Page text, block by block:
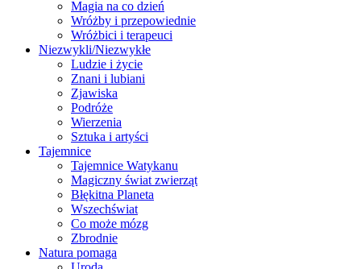
Magia na co dzień
Wróżby i przepowiednie
Wróżbici i terapeuci
Niezwykli/Niezwykłe
Ludzie i życie
Znani i lubiani
Zjawiska
Podróże
Wierzenia
Sztuka i artyści
Tajemnice
Tajemnice Watykanu
Magiczny świat zwierząt
Błękitna Planeta
Wszechświat
Co może mózg
Zbrodnie
Natura pomaga